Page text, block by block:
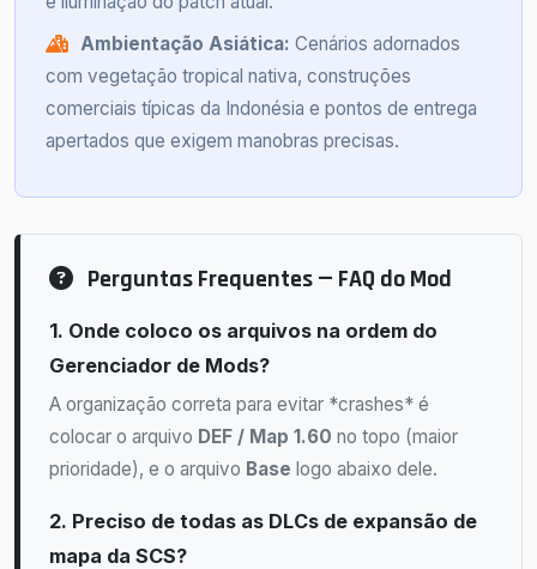
Ambientação Asiática: Cenários adornados
com vegetação tropical nativa, construções
comerciais típicas da Indonésia e pontos de entrega
apertados que exigem manobras precisas.
Perguntas Frequentes — FAQ do Mod
1. Onde coloco os arquivos na ordem do
Gerenciador de Mods?
A organização correta para evitar *crashes* é
colocar o arquivo DEF / Map 1.60 no topo (maior
prioridade), e o arquivo Base logo abaixo dele.
2. Preciso de todas as DLCs de expansão de
mapa da SCS?